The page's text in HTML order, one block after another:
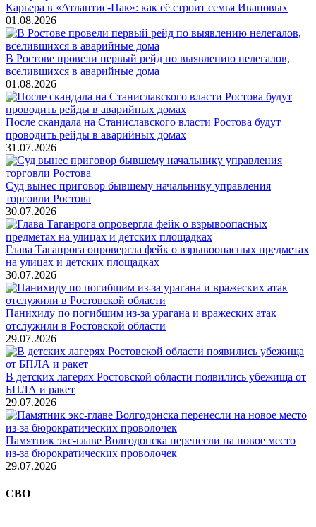
Карьера в «Атлантис-Пак»: как её строит семья Ивановых
01.08.2026
В Ростове провели первый рейд по выявлению нелегалов,
вселившихся в аварийные дома
01.08.2026
После скандала на Станиславского власти Ростова будут
проводить рейды в аварийных домах
31.07.2026
Суд вынес приговор бывшему начальнику управления
торговли Ростова
30.07.2026
Глава Таганрога опровергла фейк о взрывоопасных предметах
на улицах и детских площадках
30.07.2026
Панихиду по погибшим из-за урагана и вражеских атак
отслужили в Ростовской области
29.07.2026
В детских лагерях Ростовской области появились убежища от
БПЛА и ракет
29.07.2026
Памятник экс-главе Волгодонска перенесли на новое место
из-за бюрократических проволочек
29.07.2026
СВО